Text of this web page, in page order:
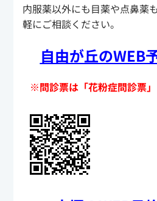
内服薬以外にも目薬や点鼻薬
軽にご相談ください。
自由が丘のWEB
※問診票は「花粉症問診票」